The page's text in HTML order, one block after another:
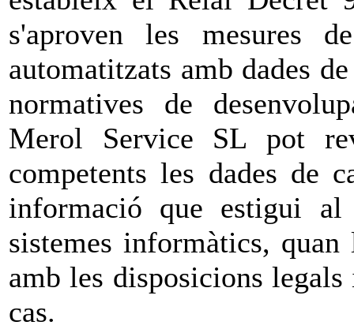
s'aproven les mesures
automatitzats amb dades
normatives de
Merol Service SL pot
competents les dades de
informació que estigui
sistemes informàtics,
amb les disposicions
cas.